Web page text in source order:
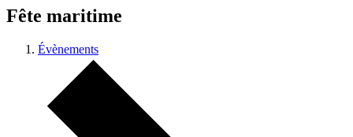
Fête maritime
Évènements